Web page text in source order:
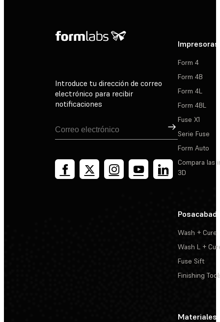
Introduce tu dirección de correo
electrónico para recibir
notificaciones
Suscribirse
Impresoras
Form 4
Form 4B
Form 4L
Form 4BL
Fuse X1
Serie Fuse
Form Auto
Compara las
3D
Wash + Cure
Wash L +
Fuse Sift
Finishing
Materiales